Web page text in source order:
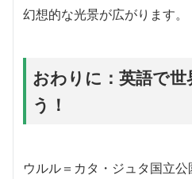
幻想的な光景が広がります。
おわりに：英語で世
う！
ウルル＝カタ・ジュタ国立